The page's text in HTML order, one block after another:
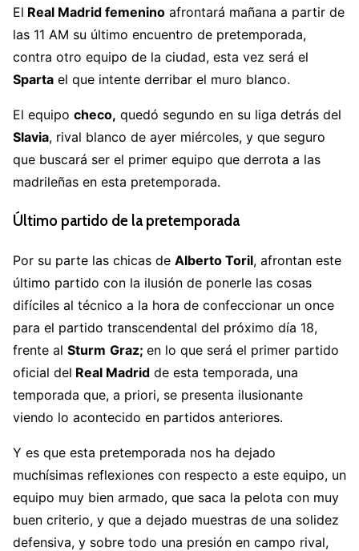
El Real Madrid femenino afrontará mañana a partir de
las 11 AM su último encuentro de pretemporada,
contra otro equipo de la ciudad, esta vez será el
Sparta el que intente derribar el muro blanco.
El equipo checo, quedó segundo en su liga detrás del
Slavia, rival blanco de ayer miércoles, y que seguro
que buscará ser el primer equipo que derrota a las
madrileñas en esta pretemporada.
Último partido de la pretemporada
Por su parte las chicas de Alberto Toril, afrontan este
último partido con la ilusión de ponerle las cosas
difíciles al técnico a la hora de confeccionar un once
para el partido transcendental del próximo día 18,
frente al Sturm Graz; en lo que será el primer partido
oficial del Real Madrid de esta temporada, una
temporada que, a priori, se presenta ilusionante
viendo lo acontecido en partidos anteriores.
Y es que esta pretemporada nos ha dejado
muchísimas reflexiones con respecto a este equipo, un
equipo muy bien armado, que saca la pelota con muy
buen criterio, y que a dejado muestras de una solidez
defensiva, y sobre todo una presión en campo rival,